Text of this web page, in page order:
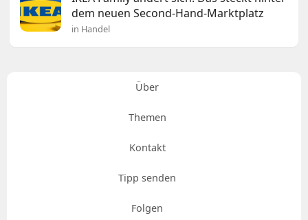
dem neuen Second-Hand-Marktplatz
in Handel
Über
Themen
Kontakt
Tipp senden
Folgen